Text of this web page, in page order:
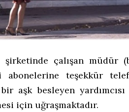
şirketinde çalışan müdür
abonelerine teşekkür
aşk besleyen
için uğraşmaktadır.